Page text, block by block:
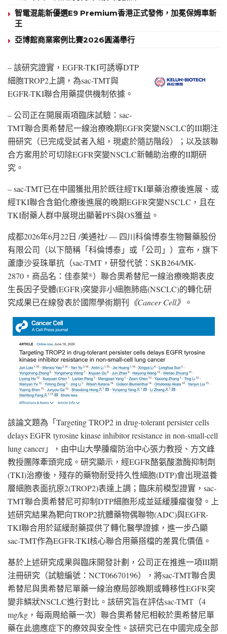
智電混能新優選E9 Premium香港正式發佈，加冕保姆車新
王
亞博館商業案例比賽2026圓滿舉行
– 該研究證實，EGFR-TKI可誘導DTP
細胞TROP2上調，為sac-TMT與
EGFR-TKI聯合用藥提供機制依據。
– 公司正在開展兩項臨床試驗：sac-
TMT聯合奧希替尼一線治療晚期EGFR突變NSCLC的III期注
冊研究（已完成受試者入組，現處於隨訪階段）；以及該聯
合方案用於可切除EGFR突變NSCLC新輔助治療的II期研
究。
– sac-TMT已在中國獲批用於既往經TKI單藥治療後進展、或
經TKI聯合含鉑化療後進展的晚期EGFR突變NSCLC，且在
TKI耐藥人群中展現出顯著PFS與OS獲益。
成都2026年6月22日 /美通社/ — 四川科倫博泰生物醫藥股份
有限公司（以下簡稱「科倫博泰」或「公司」）宣布，旗下
蘆康沙妥珠單抗（sac-TMT，研發代號：SKB264/MK-
2870，商品名：佳泰萊®）聯合奧希替尼一線治療晚期表皮
生長因子受體(EGFR)突變非小細胞肺癌(NSCLC)的轉化研
究成果已在線發表於國際學術期刊 《Cancer Cell》 。
該論文題為「Targeting TROP2 in drug-tolerant persister cells
delays EGFR tyrosine kinase inhibitor resistance in non-small-cell
lung cancer」，由中山大學腫瘤防治中心張力教授、方文峰
教授團隊牽頭完成。研究顯示，經EGFR酪氨酸激酶抑制劑
(TKI)治療後，殘存的藥物耐受持久性細胞(DTP)會出現滋養
層細胞表面抗原2(TROP2)表達上調；臨床前模型證實，sac-
TMT聯合奧希替尼可抑制DTP細胞形成並延緩腫瘤復發。上
述研究結果為靶向TROP2抗體藥物偶聯物(ADC)與EGFR-
TKI聯合用於延緩耐藥提供了轉化醫學證據，進一步凸顯
sac-TMT作為EGFR-TKI核心聯合用藥搭檔的差異化價值。
基於上述研究成果與臨床開發計劃，公司正在推進一項III期
注冊研究（試驗編號：NCT06670196），將sac-TMT聯合奧
希替尼與奧希替尼單藥一線治療局部晚期或轉移性EGFR突
變非鱗狀NSCLC進行對比。該研究旨在評估sac-TMT（4
mg/kg，每兩周給藥一次）聯合奧希替尼相較於奧希替尼單
藥在此適應症下的療效與安全性。該研究已在中國完成全部